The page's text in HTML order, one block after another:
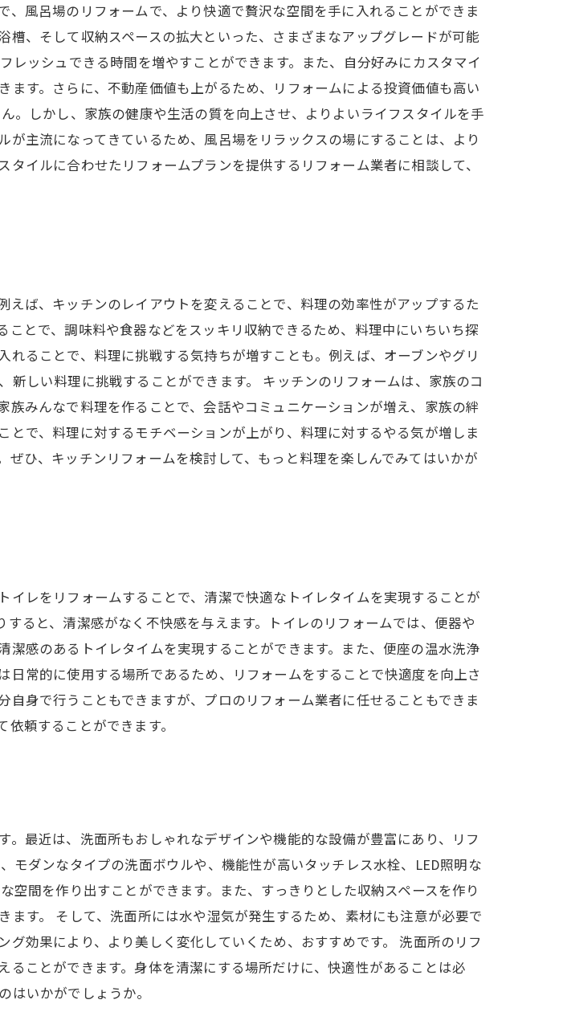
風呂場のリフォームで、より快適で贅沢な空間を手に入れることができま
、そして収納スペースの拡大といった、さまざまなアップグレードが可能
ッシュできる時間を増やすことができます。また、自分好みにカスタマイ
す。さらに、不動産価値も上がるため、リフォームによる投資価値も高い
。しかし、家族の健康や生活の質を向上させ、よりよいライフスタイルを手
主流になってきているため、風呂場をリラックスの場にすることは、より
イルに合わせたリフォームプランを提供するリフォーム業者に相談して、
ば、キッチンのレイアウトを変えることで、料理の効率性がアップするた
とで、調味料や食器などをスッキリ収納できるため、料理中にいちいち探
ることで、料理に挑戦する気持ちが増すことも。例えば、オーブンやグリ
しい料理に挑戦することができます。 キッチンのリフォームは、家族のコ
みんなで料理を作ることで、会話やコミュニケーションが増え、家族の絆
で、料理に対するモチベーションが上がり、料理に対するやる気が増しま
ひ、キッチンリフォームを検討して、もっと料理を楽しんでみてはいかが
レをリフォームすることで、清潔で快適なトイレタイムを実現することが
ると、清潔感がなく不快感を与えます。トイレのリフォームでは、便器や
感のあるトイレタイムを実現することができます。また、便座の温水洗浄
常的に使用する場所であるため、リフォームをすることで快適度を向上さ
身で行うこともできますが、プロのリフォーム業者に任せることもできま
頼することができます。
最近は、洗面所もおしゃれなデザインや機能的な設備が豊富にあり、リフ
モダンなタイプの洗面ボウルや、機能性が高いタッチレス水栓、LED照明な
間を作り出すことができます。また、すっきりとした収納スペースを作り
す。 そして、洗面所には水や湿気が発生するため、素材にも注意が必要で
効果により、より美しく変化していくため、おすすめです。 洗面所のリフ
ことができます。身体を清潔にする場所だけに、快適性があることは必
いかがでしょうか。